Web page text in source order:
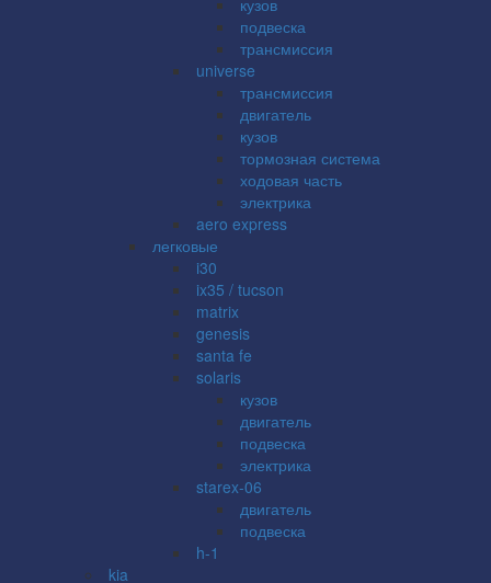
подвеска
трансмиссия
universe
трансмиссия
двигатель
кузов
тормозная система
ходовая часть
электрика
aero express
легковые
i30
ix35 / tucson
matrix
genesis
santa fe
solaris
кузов
двигатель
подвеска
электрика
starex-06
двигатель
подвеска
h-1
kia